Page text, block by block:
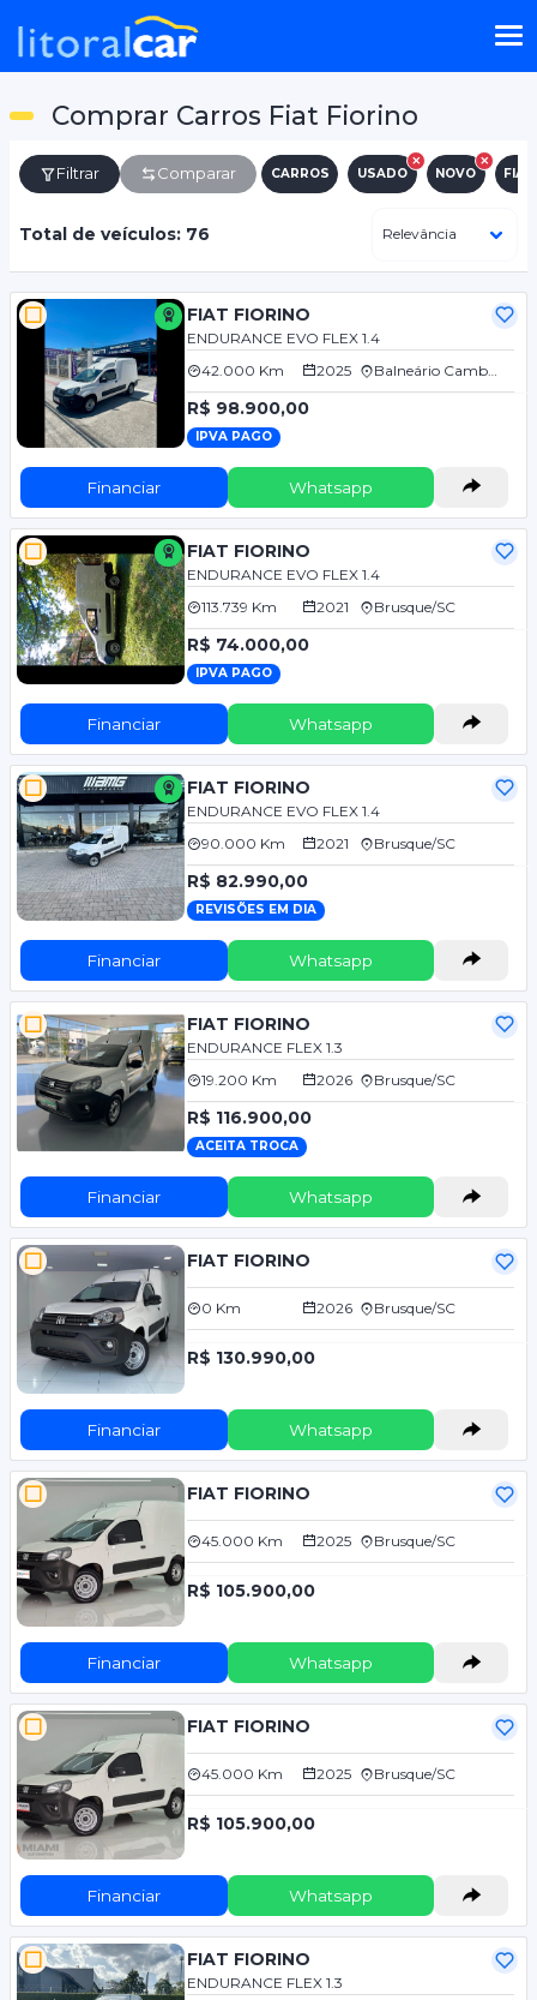
Comprar Carros Fiat Fiorino
Filtrar Comparar CARROS USADO NOVO FIAT
Total de veículos: 76
FIAT FIORINO
ENDURANCE EVO FLEX 1.4
42.000 Km
2025 Balneário Camboriú/SC
R$ 98.900,00
IPVA PAGO
Financiar Whatsapp
FIAT FIORINO
ENDURANCE EVO FLEX 1.4
113.739 Km
2021 Brusque/SC
R$ 74.000,00
IPVA PAGO
Financiar Whatsapp
FIAT FIORINO
ENDURANCE EVO FLEX 1.4
90.000 Km
2021 Brusque/SC
R$ 82.990,00
REVISÕES EM DIA
Financiar Whatsapp
FIAT FIORINO
ENDURANCE FLEX 1.3
19.200 Km
2026 Brusque/SC
R$ 116.900,00
ACEITA TROCA
Financiar Whatsapp
FIAT FIORINO
0 Km 2026 Brusque/SC
R$ 130.990,00
Financiar Whatsapp
FIAT FIORINO
45.000 Km 2025 Brusque/SC
R$ 105.900,00
Financiar Whatsapp
FIAT FIORINO
45.000 Km 2025 Brusque/SC
R$ 105.900,00
Financiar Whatsapp
FIAT FIORINO
ENDURANCE FLEX 1.3